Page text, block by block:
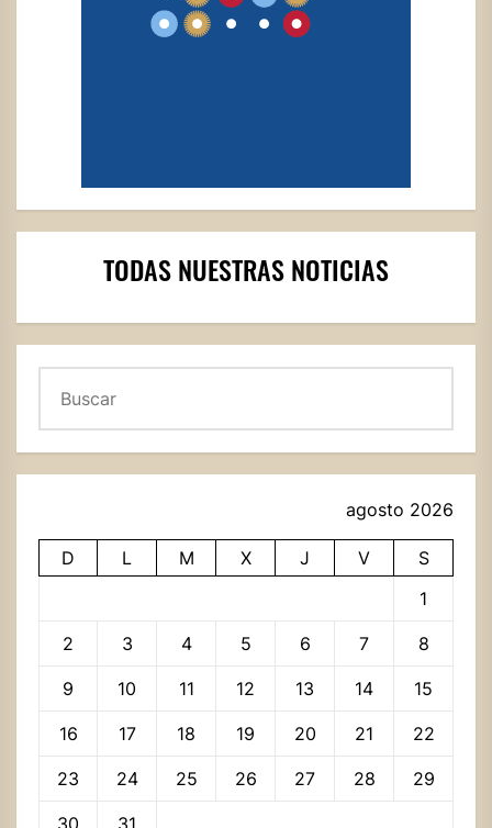
TODAS NUESTRAS NOTICIAS
agosto 2026
D L M X J V
S
1
2 3 4 5 6 7 8
9 10 11 12 13 14 15
16 17 18 19 20 21 22
23 24 25 26 27 28 29